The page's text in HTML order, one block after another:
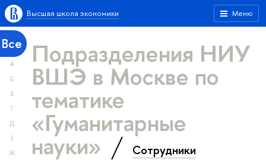
Меню
Высшая школа экономики
Все
А
Б
В
Г
Д
Е
Ж
Подразделения НИУ
ВШЭ в Москве по
тематике
«Гуманитарные
науки» Сотрудники